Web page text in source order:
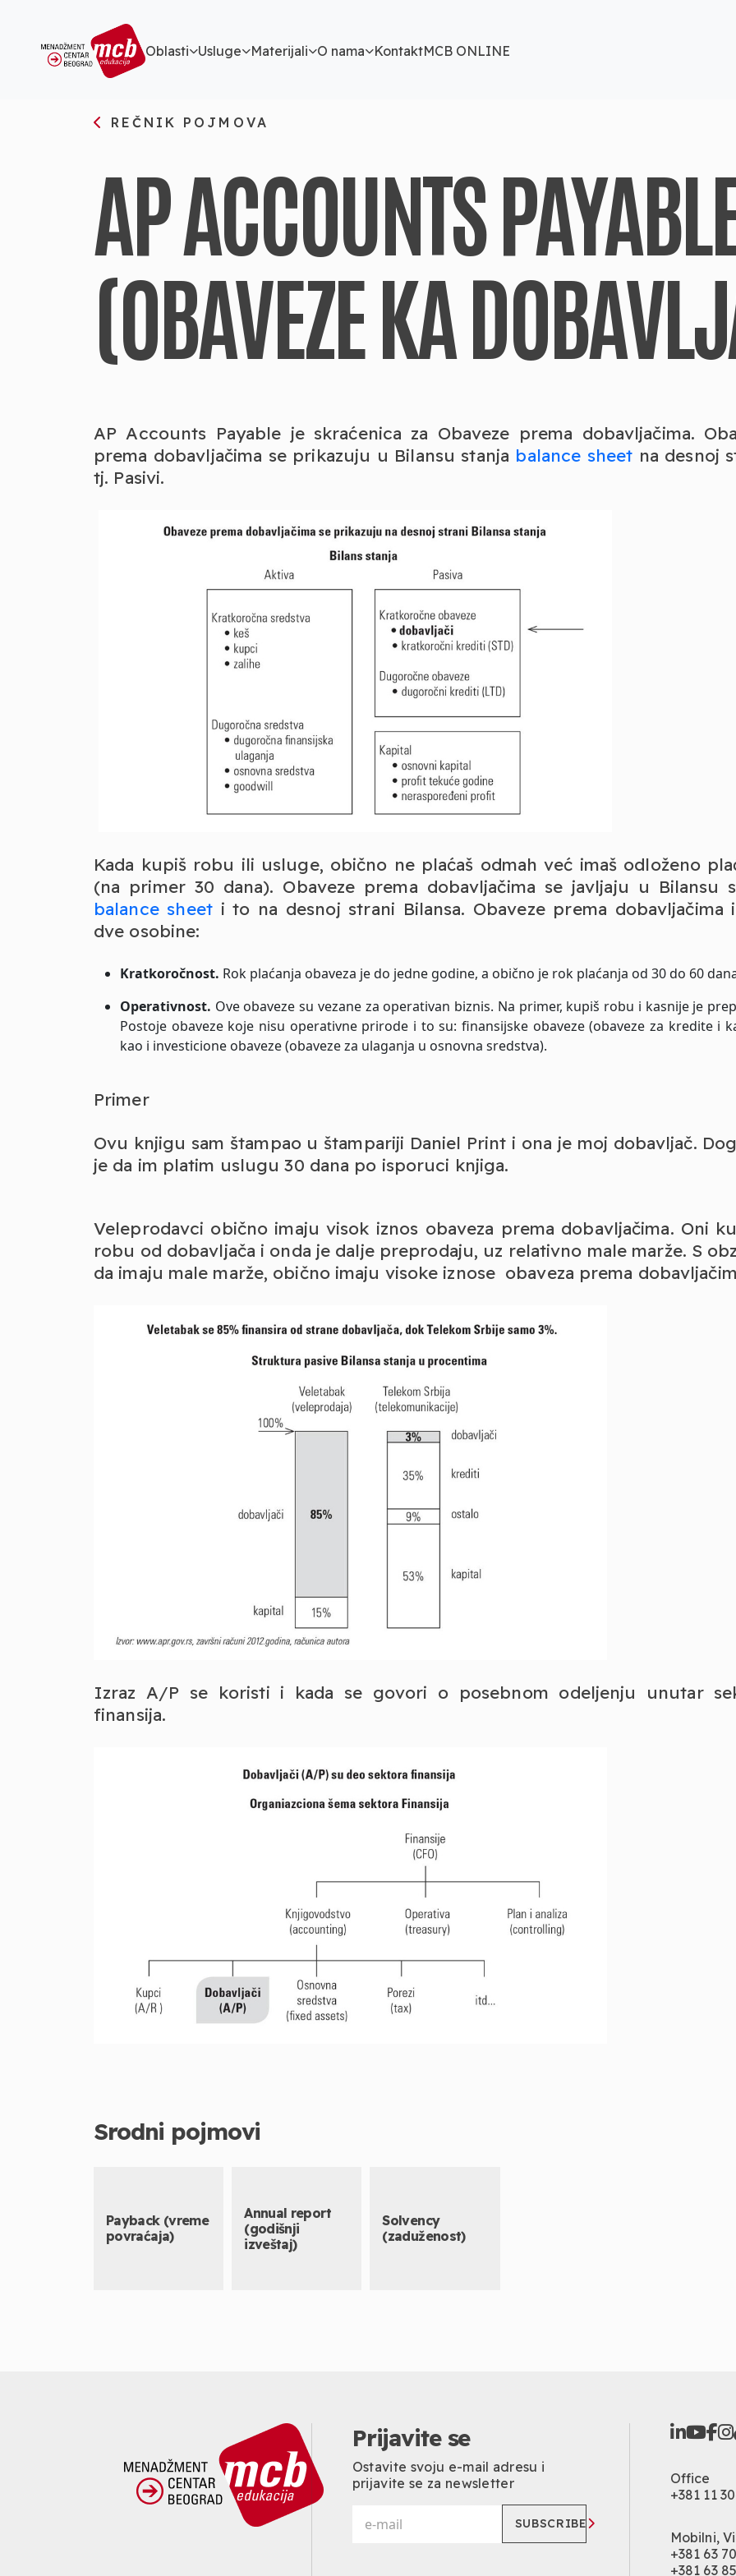
Oblasti Usluge Materijali O nama KontaktMCB ONLINE
REČNIK POJMOVA
AP ACCOUNTS
(OBAVEZE KA
AP Accounts Payable je skraćenica za Obaveze prema dobavljačima.
prema dobavljačima se prikazuju u Bilansu stanja balance sheet na desnoj
tj. Pasivi.
Kada kupiš robu ili usluge, obično ne plaćaš odmah već imaš odloženo
(na primer 30 dana). Obaveze prema dobavljačima se javljaju u Bilansu
balance sheeti to na desnoj strani Bilansa. Obaveze prema dobavljačima
dve osobine:
Kratkoročnost. Rok plaćanja obaveza je do jedne godine, a obično je rok plaćanja od 30 do 60
Operativnost. Ove obaveze su vezane za operativan biznis. Na primer, kupiš robu i kasnije je
Postoje obaveze koje nisu operativne prirode i to su: finansijske obaveze (obaveze za kredite i
kao i investicione obaveze (obaveze za ulaganja u osnovna sredstva).
Primer
Ovu knjigu sam štampao u štampariji Daniel Print i ona je moj dobavljač.
je da im platim uslugu 30 dana po isporuci knjiga.
Veleprodavci obično imaju visok iznos obaveza prema dobavljačima. Oni
robu od dobavljača i onda je dalje preprodaju, uz relativno male marže. S
da imaju male marže, obično imaju visoke iznose obaveza prema
Izraz A/P se koristi i kada se govori o posebnom odeljenju unutar
finansija.
Srodni pojmovi
Payback (vreme
povraćaja)
Annual report
(godišnji
izveštaj)
Solvency
(zaduženost)
Prijavite se
Ostavite svoju e-mail adresu i
prijavite se za newsletter
SUBSCRIBE
Office
+381 11
Mobilni,
+381 63
+381 63